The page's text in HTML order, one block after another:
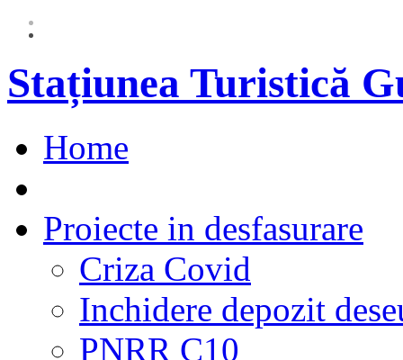
Stațiunea Turistică
Home
Proiecte in desfasurare
Criza Covid
Inchidere depozit
PNRR C10